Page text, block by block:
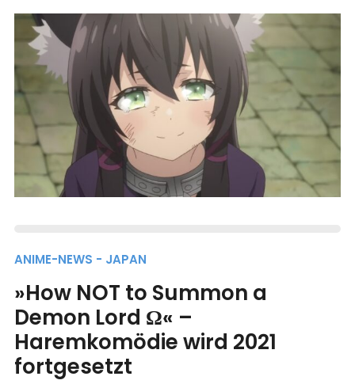
ANIME-NEWS - JAPAN
»How NOT to Summon a
Demon Lord Ω« –
Haremkomödie wird 2021
fortgesetzt